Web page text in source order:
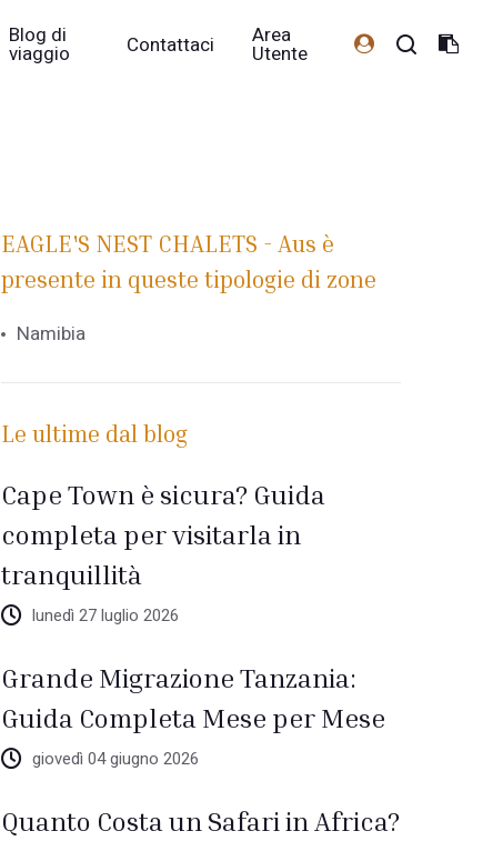
Blog di
viaggio Contattaci Area
Utente
EAGLE'S NEST CHALETS - Aus è
presente in queste tipologie di zone
Namibia
Le ultime dal blog
Cape Town è sicura? Guida
completa per visitarla in
tranquillità
lunedì 27 luglio 2026
Grande Migrazione Tanzania:
Guida Completa Mese per Mese
giovedì 04 giugno 2026
Quanto Costa un Safari in Africa?